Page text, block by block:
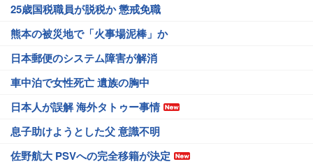
25歳国税職員が脱税か 懲戒免職
熊本の被災地で「火事場泥棒」か
日本郵便のシステム障害が解消
車中泊で女性死亡 遺族の胸中
日本人が誤解 海外タトゥー事情
息子助けようとした父 意識不明
佐野航大 PSVへの完全移籍が決定